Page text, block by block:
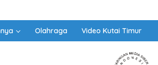
Olahraga Video Kutai Timur